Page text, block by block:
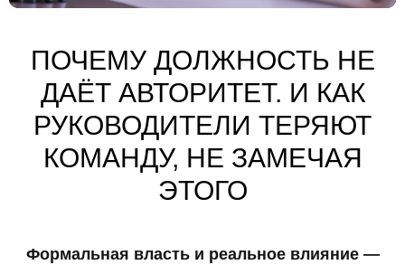
ПОЧЕМУ ДОЛЖНОСТЬ НЕ
ДАЁТ АВТОРИТЕТ. И КАК
РУКОВОДИТЕЛИ ТЕРЯЮТ
КОМАНДУ, НЕ ЗАМЕЧАЯ
ЭТОГО
Формальная власть и реальное влияние —